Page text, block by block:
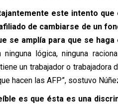
este intento
de cambiarse de un
se amplía para que se
ninguna lógica, ninguna
un trabajador o
hacen las AFP”, sostuvo
es que ésta es una